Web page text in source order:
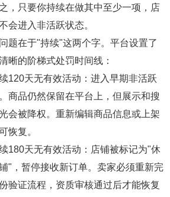
，只要你持续在做其中至少一项，店
会进入非活跃状态。
在于"持续"这两个字。平台设置了
晰的阶梯式处罚时间线：
120天无有效活动：进入早期非活跃
商品仍然保留在平台上，但展示和搜
会被降权。重新编辑商品信息或上架
恢复。
180天无有效活动：店铺被标记为"休
"，暂停接收新订单。卖家必须重新完
验证流程，资质审核通过后才能恢复